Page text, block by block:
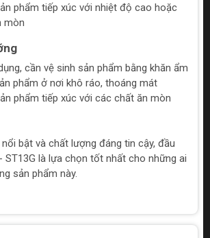
phẩm tiếp xúc với nhiệt độ cao hoặc
mòn
cần vệ sinh sản phẩm bằng khăn ẩm
phẩm ở nơi khô ráo, thoáng mát
phẩm tiếp xúc với các chất ăn mòn
bật và chất lượng đáng tin cậy, đầu
ST13G là lựa chọn tốt nhất cho những ai
sản phẩm này.